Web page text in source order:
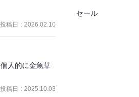
投稿日 : 2026.02.10
人的に金魚草
投稿日 : 2025.10.03
セール